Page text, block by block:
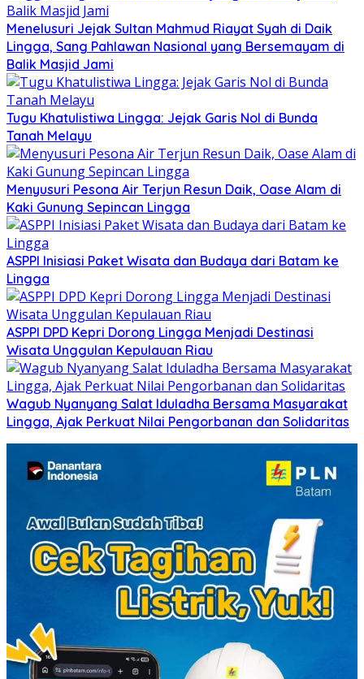
Menelusuri Jejak Sultan Mahmud Riayat Syah di Daik
Lingga, Sang Pahlawan Nasional yang Bersemayam di
Balik Masjid Jami
Tugu Khatulistiwa Lingga: Jejak Garis Nol di Bunda
Tanah Melayu
Menyusuri Pesona Air Terjun Resun Daik, Oase Alam di
Kaki Gunung Sepincan Lingga
ASPPI Inisiasi Paket Wisata dan Budaya dari Batam ke
Lingga
ASPPI DPD Kepri Dorong Lingga Menjadi Destinasi
Wisata Unggulan Kepulauan Riau
Wagub Nyanyang Salat Iduladha Bersama Masyarakat
Lingga, Ajak Perkuat Nilai Pengorbanan dan Solidaritas